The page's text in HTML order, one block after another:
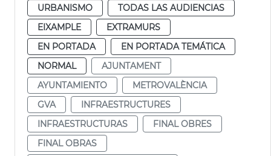
URBANISMO
TODAS LAS AUDIENCIAS
EIXAMPLE
EXTRAMURS
EN PORTADA
EN PORTADA TEMÁTICA
NORMAL
AJUNTAMENT
AYUNTAMIENTO
METROVALÈNCIA
GVA
INFRAESTRUCTURES
INFRAESTRUCTURAS
FINAL OBRES
FINAL OBRAS